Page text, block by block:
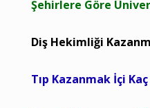
Şehirlere Göre
Diş Hekimliği
Tıp Kazanmak İçi